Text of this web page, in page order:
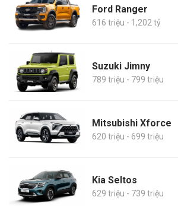
Ford Ranger
616 triệu - 1,202 tỷ
Suzuki Jimny
789 triệu - 799 triệu
Mitsubishi Xforce
620 triệu - 699 triệu
Kia Seltos
629 triệu - 739 triệu